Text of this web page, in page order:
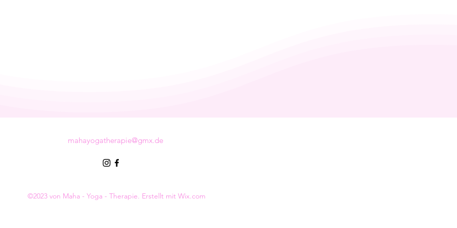
mahayogatherapie@gmx.de
©2023 von Maha - Yoga - Therapie. Erstellt mit Wix.com